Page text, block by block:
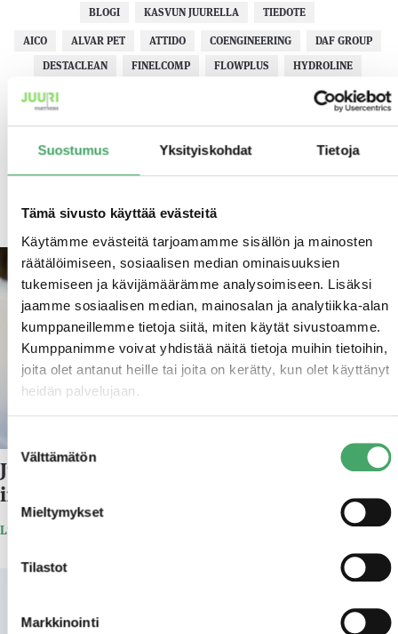
Suostumus Yksityiskohdat Tietoja
Tämä sivusto käyttää evästeitä
Käytämme evästeitä tarjoamamme sisällön ja mainosten
räätälöimiseen, sosiaalisen median ominaisuuksien
tukemiseen ja kävijämäärämme analysoimiseen. Lisäksi
jaamme sosiaalisen median, mainosalan ja analytiikka-alan
kumppaneillemme tietoja siitä, miten käytät sivustoamme.
Kumppanimme voivat yhdistää näitä tietoja muihin tietoihin,
joita olet antanut heille tai joita on kerätty, kun olet käyttänyt
heidän palvelujaan.
valinta
Välttämätön
Mieltymykset
Tilastot
Markkinointi
BLOGI KASVUN JUURELLA TIEDOTE
AICO ALVAR PET ATTIDO COENGINEERING
DAF GROUP
DESTACLEAN
FINELCOMP FLOWPLUS
HYDROLINE
IMAGON
KAMROCK
MEDICONSULT
Juuri Rahasto I on menestyksekkäästi
irtautunut Profinderista
Lue lisää
17.10.2019